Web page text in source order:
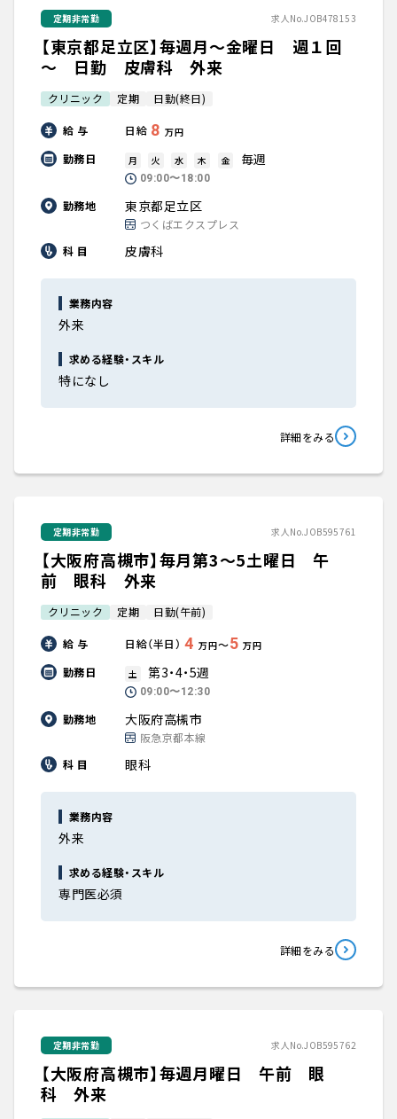
定期非常勤 求人No.JOB478153
【東京都足立区】毎週月～金曜日 週１回
～ 日勤 皮膚科 外来
クリニック 定期 日勤(終日)
給 与 日給 8 万円
勤務日 月 火 水 木 金 毎週
09:00〜18:00
勤務地 東京都足立区
つくばエクスプレス
科 目
皮膚科
業務内容
外来
求める経験・スキル
特になし
詳細をみる
定期非常勤 求人No.JOB595761
【大阪府高槻市】毎月第3～5土曜日 午
前 眼科 外来
クリニック 定期 日勤(午前)
給 与 日給（半日） 4 万円〜5 万円
勤務日 土 第3・4・5週
09:00〜12:30
勤務地 大阪府高槻市
阪急京都本線
科 目
眼科
業務内容
外来
求める経験・スキル
専門医必須
詳細をみる
定期非常勤 求人No.JOB595762
【大阪府高槻市】毎週月曜日 午前 眼
科 外来